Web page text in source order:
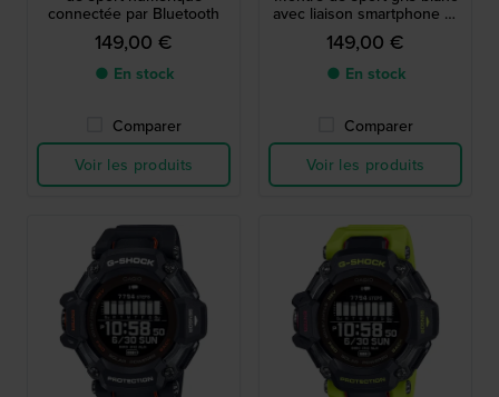
connectée par Bluetooth
149,00 €
● En stock
Comparer
Voir les produits
avec liaison smartphone et
compatibilité Strava
149,00 €
● En stock
Comparer
Voir les produits